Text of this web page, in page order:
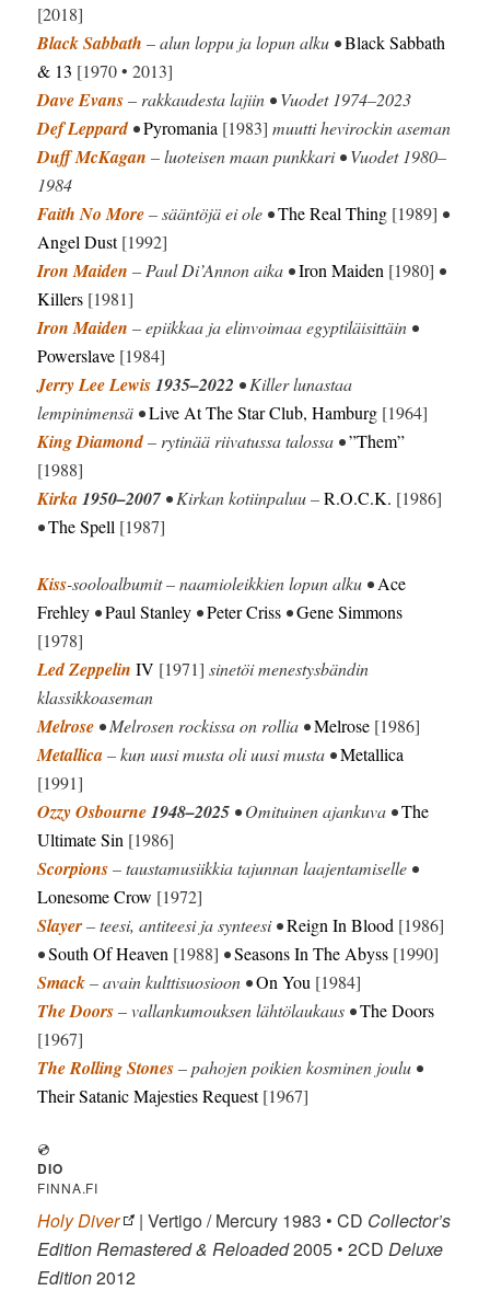
[2018]
Black Sabbath – alun loppu ja lopun alku •Black Sabbath
& 13 [1970 • 2013]
Dave Evans– rakkaudesta lajiin • Vuodet 1974–2023
Def Leppard•Pyromania [1983] muutti hevirockin aseman
Duff McKagan – luoteisen maan punkkari • Vuodet 1980–
1984
Faith No More– sääntöjä ei ole •The Real Thing [1989] •
Angel Dust[1992]
Iron Maiden – Paul Di’Annon aika •Iron Maiden [1980] •
Killers [1981]
Iron Maiden – epiikkaa ja elinvoimaa egyptiläisittäin •
Powerslave [1984]
Jerry Lee Lewis1935–2022 • Killer lunastaa
lempinimensä •Live At The Star Club, Hamburg [1964]
King Diamond– rytinää riivatussa talossa •”Them”
[1988]
Kirka1950–2007• Kirkan kotiinpaluu –R.O.C.K. [1986]
•The Spell [1987]
Kiss-sooloalbumit – naamioleikkien lopun alku •Ace
Frehley •Paul Stanley •Peter Criss •Gene Simmons
[1978]
Led Zeppelin IV [1971] sinetöi menestysbändin
klassikkoaseman
Melrose • Melrosen rockissa on rollia •Melrose [1986]
Metallica– kun uusi musta oli uusi musta •Metallica
[1991]
Ozzy Osbourne1948–2025 • Omituinen ajankuva •The
Ultimate Sin [1986]
Scorpions– taustamusiikkia tajunnan laajentamiselle •
Lonesome Crow [1972]
Slayer– teesi, antiteesi ja synteesi •Reign In Blood [1986]
•South Of Heaven [1988] •Seasons In The Abyss [1990]
Smack– avain kulttisuosioon •On You [1984]
The Doors– vallankumouksen lähtölaukaus •The Doors
[1967]
The Rolling Stones– pahojen poikien kosminen joulu •
Their Satanic Majesties Request[1967]
💿
DIO
FINNA.FI
Holy Diver | Vertigo / Mercury 1983 • CD Collector’s
Edition Remastered & Reloaded2005 • 2CD Deluxe
Edition2012